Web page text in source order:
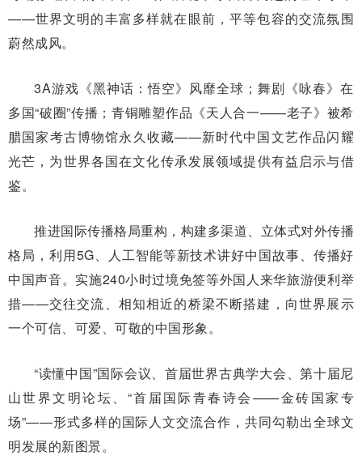
——世界文明的丰富多样就在眼前，平等包容的交流氛围
蔚然成风。
3A游戏《黑神话：悟空》风靡全球；舞剧《咏春》在
多国“破圈”传播；青铜雕塑作品《天人合一——老子》被希
腊国家考古博物馆永久收藏——新时代中国文艺作品闪耀
光芒，为世界各国在文化传承发展领域提供有益启示与借
鉴。
推进国际传播格局重构，构建多渠道、立体式对外传播
格局，利用5G、人工智能等新技术讲好中国故事、传播好
中国声音。实施240小时过境免签等外国人来华旅游便利举
措——交往交流、相知相近的桥梁不断搭建，向世界展示
一个可信、可爱、可敬的中国形象。
“读懂中国”国际会议、首届世界古典学大会、第十届尼
山世界文明论坛、“首届国际青春诗会——金砖国家专
场”——形式多样的国际人文交流合作，共同勾勒出全球文
明发展的新图景。